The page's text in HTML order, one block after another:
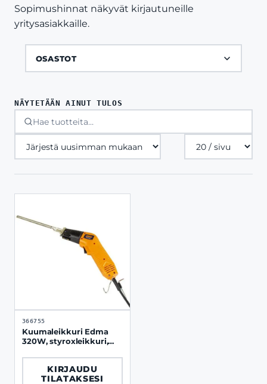
Sopimushinnat näkyvät kirjautuneille
yritysasiakkaille.
OSASTOT
NÄYTETÄÄN AINUT TULOS
Tuotteita
sivulla
366755
Kuumaleikkuri Edma
320W, styroxleikkuri,
KIRJAUDU
TILATAKSESI